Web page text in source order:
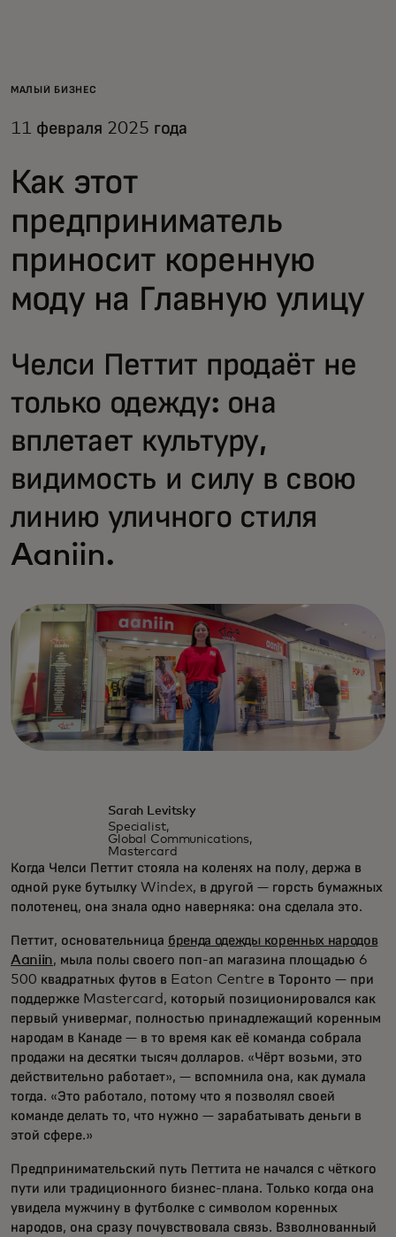
Для бизнеса
Новости и тренды
МАЛЫЙ БИЗНЕС
11 февраля 2025 года
Как этот
предприниматель
приносит коренную
моду на Главную улицу
Челси Петтит продаёт не
только одежду: она
вплетает культуру,
видимость и силу в свою
линию уличного стиля
Aaniin.
Sarah Levitsky
Specialist,
Global Communications,
Mastercard
Когда Челси Петтит стояла на коленях на полу, держа в
одной руке бутылку Windex, в другой — горсть бумажных
полотенец, она знала одно наверняка: она сделала это.
Петтит, основательница бренда одежды коренных народов
Aaniin, мыла полы своего поп-ап магазина площадью 6
500 квадратных футов в Eaton Centre в Торонто — при
поддержке Mastercard, который позиционировался как
первый универмаг, полностью принадлежащий коренным
народам в Канаде — в то время как её команда собрала
продажи на десятки тысяч долларов. «Чёрт возьми, это
действительно работает», — вспомнила она, как думала
тогда. «Это работало, потому что я позволял своей
команде делать то, что нужно — зарабатывать деньги в
этой сфере.»
Предпринимательский путь Петтита не начался с чёткого
пути или традиционного бизнес-плана. Только когда она
увидела мужчину в футболке с символом коренных
народов, она сразу почувствовала связь. Взволнованный